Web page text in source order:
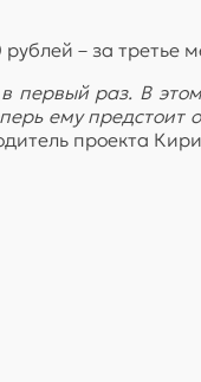
– за третье
первый раз. В
ему предстоит
проекта